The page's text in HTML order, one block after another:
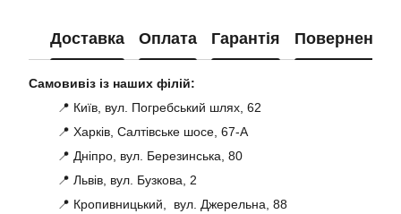
Доставка Оплата Гарантія Повернення
Самовивіз із наших філій:
📍 Київ, вул. Погребський шлях, 62
📍 Харків, Салтівське шосе, 67-А
📍 Дніпро, вул. Березинська, 80
📍 Львів, вул. Бузкова, 2
📍 Кропивницький, вул. Джерельна, 88